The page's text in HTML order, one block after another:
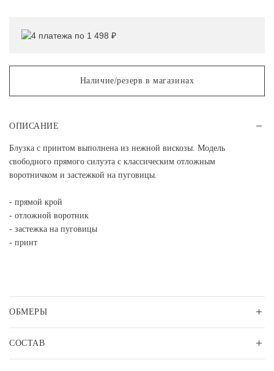
4 платежа по 1 498 ₽
Наличие/резерв в магазинах
ОПИСАНИЕ
Блузка с принтом выполнена из нежной вискозы. Модель
свободного прямого силуэта с классическим отложным
воротничком и застежкой на пуговицы.
- прямой крой
- отложной воротник
- застежка на пуговицы
- принт
ОБМЕРЫ
СОСТАВ